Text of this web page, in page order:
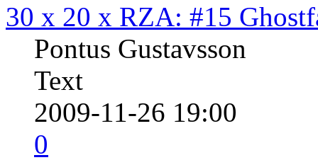
30 x 20 x RZA: #15
Pontus Gustavsson
Text
2009-11-26 19:00
0